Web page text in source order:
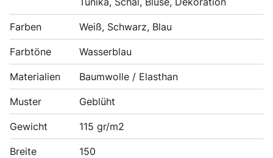
Farben Weiß, Schwarz, Blau
Farbtöne Wasserblau
Materialien Baumwolle / Elasthan
Muster Geblüht
Gewicht 115 gr/m2
Breite 150